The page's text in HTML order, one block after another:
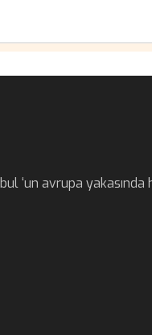
‘un avrupa